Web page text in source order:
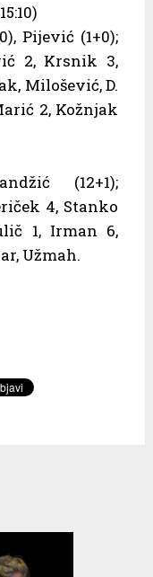
Pijević (1+0);
2, Krsnik 3,
Milošević, D.
2, Kožnjak
(12+1);
4, Stanko
1, Irman 6,
Užmah.